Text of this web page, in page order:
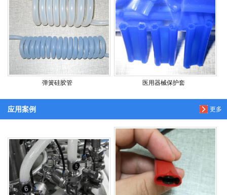
弹簧硅胶管 医用器械保护套
更多
应用案例